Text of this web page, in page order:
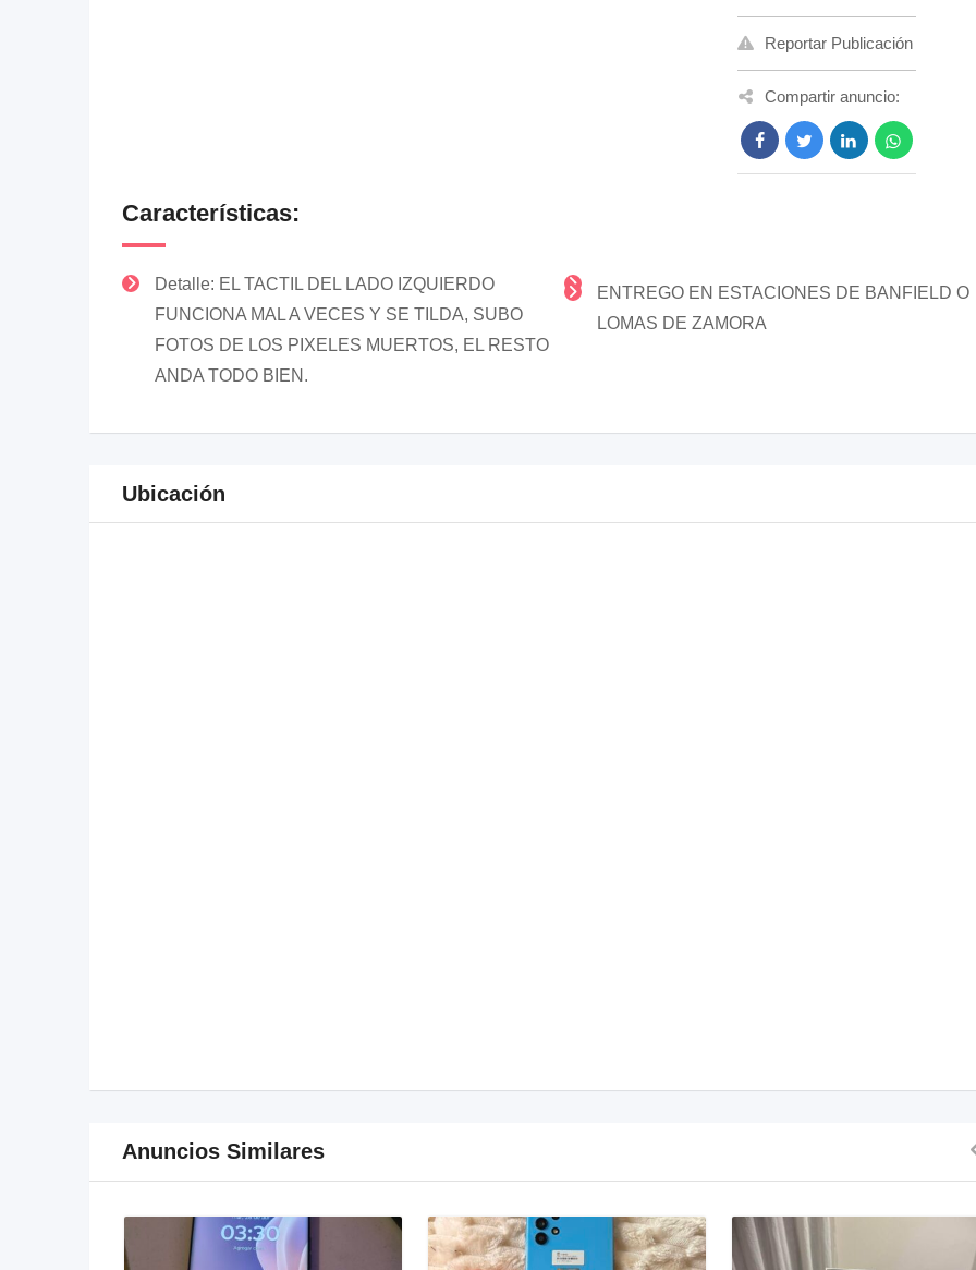
Reportar Publicación
Compartir anuncio:
Características:
Detalle: EL TACTIL DEL LADO IZQUIERDO
FUNCIONA MAL A VECES Y SE TILDA, SUBO
FOTOS DE LOS PIXELES MUERTOS, EL RESTO
ANDA TODO BIEN.
ENTREGO EN ESTACIONES DE BANFIELD O
LOMAS DE ZAMORA
Ubicación
Anuncios Similares